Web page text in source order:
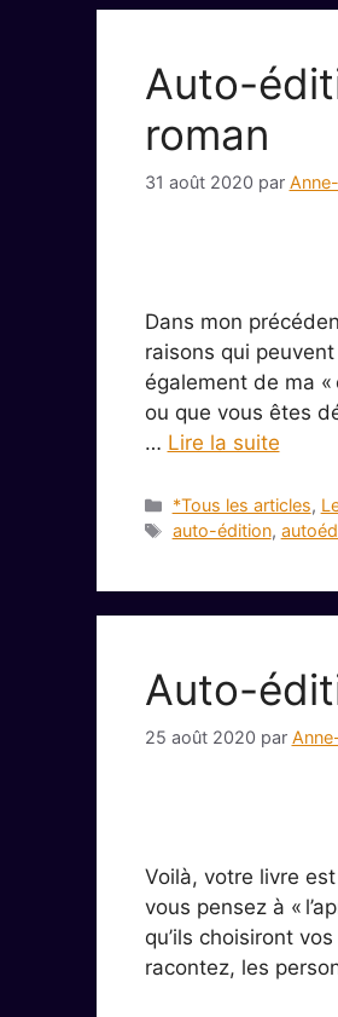
Auto-
roman
31 août 2020 par
Dans mon
raisons qui
également de ma «
ou que vous êtes
… Lire la suite
Catégories
*Tous les articles,
Étiquettes
auto-édition,
Auto-
25 août 2020 par
Voilà, votre livre
vous pensez à «
qu’ils choisiront
racontez, les